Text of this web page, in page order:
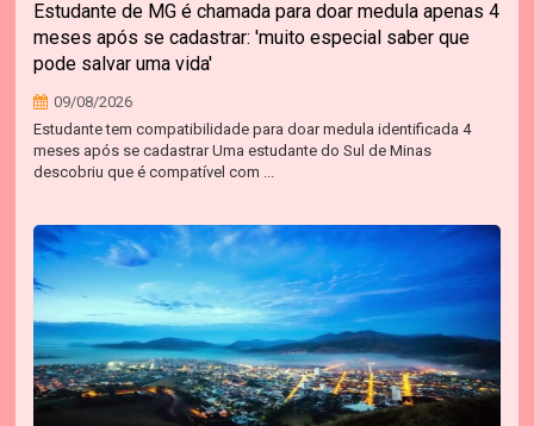
Estudante de MG é chamada para doar medula apenas 4
meses após se cadastrar: 'muito especial saber que
pode salvar uma vida'
09/08/2026
Estudante tem compatibilidade para doar medula identificada 4
meses após se cadastrar Uma estudante do Sul de Minas
descobriu que é compatível com ...